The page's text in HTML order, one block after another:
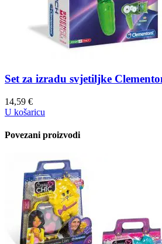
Set za izradu svjetiljke
14,59 €
U košaricu
Povezani proizvodi